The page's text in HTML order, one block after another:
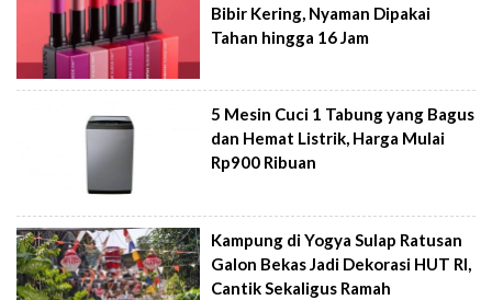
Bibir Kering, Nyaman Dipakai
Tahan hingga 16 Jam
5 Mesin Cuci 1 Tabung yang Bagus
dan Hemat Listrik, Harga Mulai
Rp900 Ribuan
Kampung di Yogya Sulap Ratusan
Galon Bekas Jadi Dekorasi HUT RI,
Cantik Sekaligus Ramah